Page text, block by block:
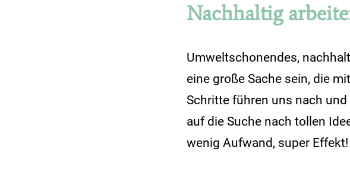
Nachhaltig
Umweltschonendes,
eine große Sache sein, die
Schritte führen uns nach
auf die Suche nach tollen
wenig Aufwand, super Effekt!